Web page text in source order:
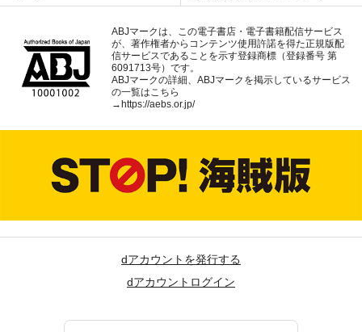
ABJマークは、この電子書店・電子書籍配信サービス
が、著作権者からコンテンツ使用許諾を得た正規版配
信サービスであることを示す登録商標（登録番号 第
6091713号）です。
ABJマークの詳細、ABJマークを掲示しているサービス
の一覧はこちら
→https://aebs.or.jp/
dアカウントを発行する
dアカウントログイン